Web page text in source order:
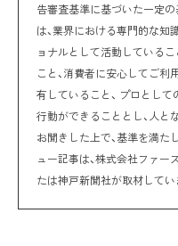
告審査基準に基づいた一定
は、業界における専門的な知
ョナルとして活動している
こと、消費者に安心してご利
有していること、 プロとして
行動ができることとし、人と
お聞きした上で、基準を満た
ュー記事は、株式会社ファー
たは神戸新聞社が取材してい